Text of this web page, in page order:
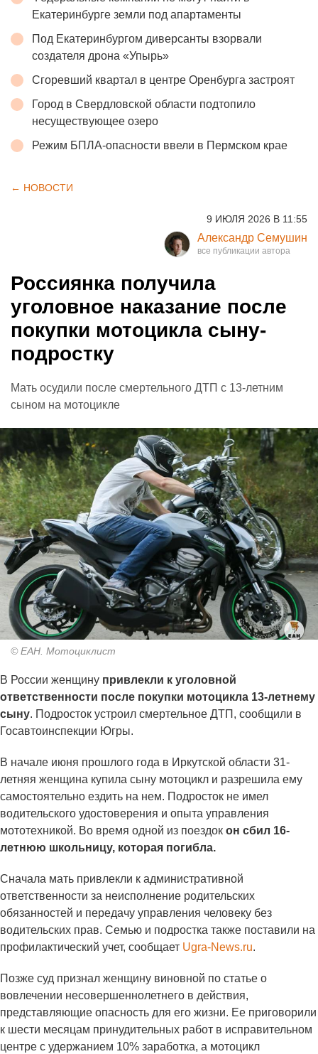
Екатеринбурге земли под апартаменты
Под Екатеринбургом диверсанты взорвали
создателя дрона «Упырь»
Сгоревший квартал в центре Оренбурга застроят
Город в Свердловской области подтопило
несуществующее озеро
Режим БПЛА-опасности ввели в Пермском крае
← НОВОСТИ
9 ИЮЛЯ 2026 В 11:55
Александр Семушин
Россиянка получила
уголовное наказание после
покупки мотоцикла сыну-
подростку
Мать осудили после смертельного ДТП с 13-летним
сыном на мотоцикле
© ЕАН. Мотоциклист
В России женщину привлекли к уголовной
ответственности после покупки мотоцикла 13-летнему
сыну. Подросток устроил смертельное ДТП, сообщили в
Госавтоинспекции Югры.
В начале июня прошлого года в Иркутской области 31-
летняя женщина купила сыну мотоцикл и разрешила ему
самостоятельно ездить на нем. Подросток не имел
водительского удостоверения и опыта управления
мототехникой. Во время одной из поездок он сбил 16-
летнюю школьницу, которая погибла.
Сначала мать привлекли к административной
ответственности за неисполнение родительских
обязанностей и передачу управления человеку без
водительских прав. Семью и подростка также поставили на
профилактический учет, сообщает Ugra-News.ru.
Позже суд признал женщину виновной по статье о
вовлечении несовершеннолетнего в действия,
представляющие опасность для его жизни. Ее приговорили
к шести месяцам принудительных работ в исправительном
центре с удержанием 10% заработка, а мотоцикл